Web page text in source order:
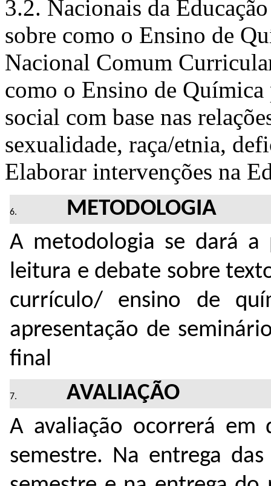
3.2. Nacionais da
sobre como o Ensino de
Nacional Comum
como o Ensino de
social com base nas
sexualidade, raça/etnia,
Elaborar intervenções na
METODOLOGIA
A metodologia se dará
leitura e debate sobre
currículo/ ensino de
apresentação de
final
AVALIAÇÃO
A avaliação ocorrerá em
semestre. Na entrega